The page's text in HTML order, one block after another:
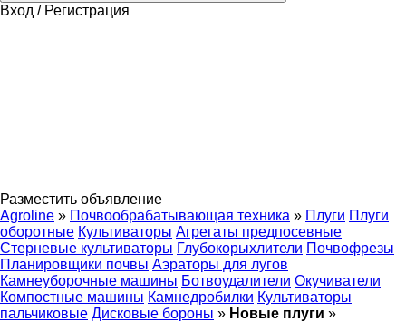
Вход / Регистрация
Разместить объявление
Agroline » Почвообрабатывающая техника » Плуги Плуги
оборотные Культиваторы Агрегаты предпосевные
Стерневые культиваторы Глубокорыхлители Почвофрезы
Планировщики почвы Аэраторы для лугов
Камнеуборочные машины Ботвоудалители Окучиватели
Компостные машины Камнедробилки Культиваторы
пальчиковые Дисковые бороны » Новые плуги »